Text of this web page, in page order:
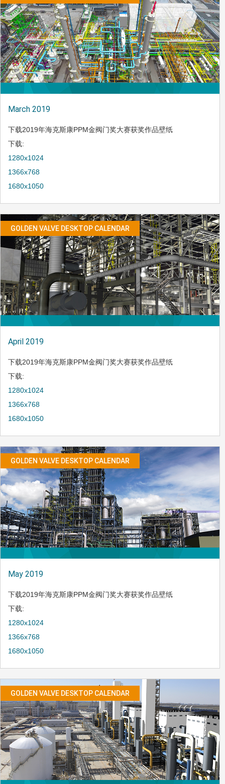
March 2019
下载2019年海克斯康PPM金阀门奖大赛获奖作品壁纸
下载:
1280x1024
1366x768
1680x1050
GOLDEN VALVE DESKTOP CALENDAR
April 2019
下载2019年海克斯康PPM金阀门奖大赛获奖作品壁纸
下载:
1280x1024
1366x768
1680x1050
GOLDEN VALVE DESKTOP CALENDAR
May 2019
下载2019年海克斯康PPM金阀门奖大赛获奖作品壁纸
下载:
1280x1024
1366x768
1680x1050
GOLDEN VALVE DESKTOP CALENDAR